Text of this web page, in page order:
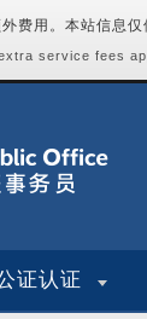
费用。本站信息
service fees
证认证